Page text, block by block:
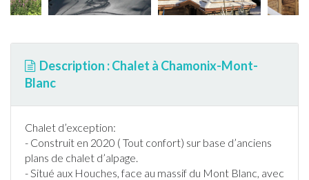
Description : Chalet à Chamonix-Mont-
Blanc
Chalet d’exception:
- Construit en 2020 ( Tout confort) sur base d’anciens
plans de chalet d’alpage.
- Situé aux Houches, face au massif du Mont Blanc, avec